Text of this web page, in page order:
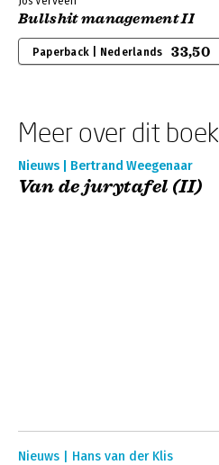
Bullshit management II
Paperback | Nederlands 33,50
Meer over dit boek
Nieuws | Bertrand Weegenaar
Van de jurytafel (II)
Nieuws | Hans van der Klis